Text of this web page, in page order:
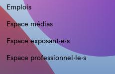
Emplois
Espace médias
Espace exposant·e⋅s
Espace professionnel·le⋅s